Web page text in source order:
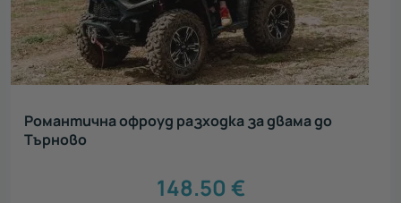
Романтична офроуд разходка за двама до
Търново
148.50 €